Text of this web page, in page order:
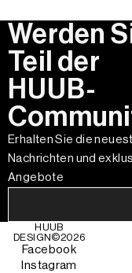
Werden
Teil der
HUUB-
Erhalten Sie die
Nachrichten und
Angebote
HUUB
DESIGN©2026
Facebook
Instagram